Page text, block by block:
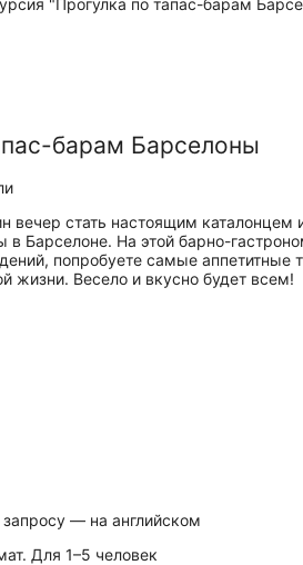
барам Барселоны
вечер стать настоящим каталонцем
в Барселоне. На этой барно-
попробуете самые
жизни. Весело и вкусно будет всем!
— на английском
Для 1–5 человек